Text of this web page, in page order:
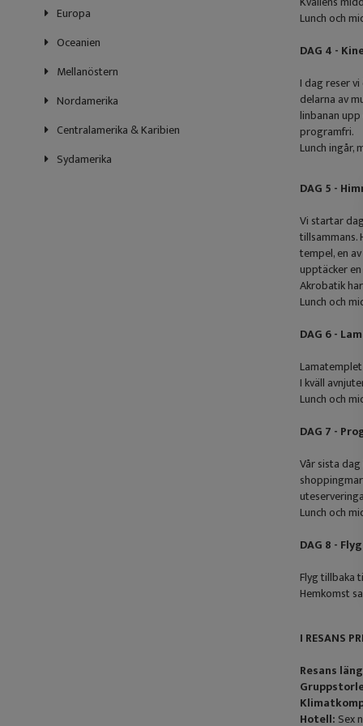
Europa
Oceanien
Mellanöstern
Nordamerika
Centralamerika & Karibien
Sydamerika
Lunch och
DAG 4 -
I dag reser
delarna av
linbanan
programfri.
Lunch ingår,
DAG 5 -
Vi startar
tillsammans.
tempel, en
upptäcker
Akrobatik
Lunch och
DAG 6 -
I kväll
Lunch och
DAG 7 -
Vår sista
Lunch och
DAG 8 -
Flyg tillbaka
Hemkomst
I RESANS
Resans
Hotell: Sex